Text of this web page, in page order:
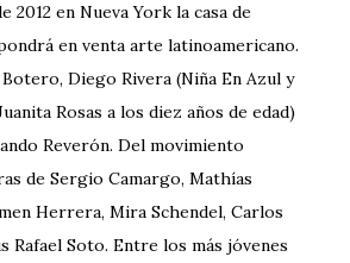
2012 en Nueva York la casa de
en venta arte latinoamericano.
Diego Rivera (Niña En Azul y
Rosas a los diez años de edad)
Reverón. Del movimiento
de Sergio Camargo, Mathías
Herrera, Mira Schendel, Carlos
Rafael Soto. Entre los más jóvenes